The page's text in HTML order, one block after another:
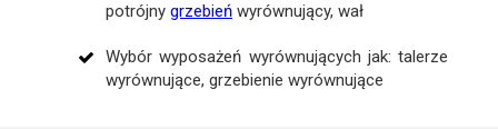
potrójny grzebień wyrównujący, wał
Wybór wyposażeń wyrównujących jak: talerze
wyrównujące, grzebienie wyrównujące